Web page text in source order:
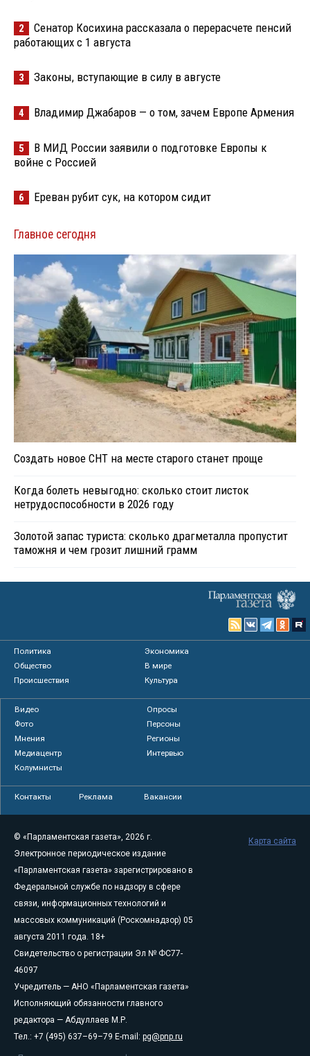
2
Сенатор Косихина рассказала о перерасчете пенсий
работающих с 1 августа
3 Законы, вступающие в силу в августе
4 Владимир Джабаров — о том, зачем Европе Армения
5
В МИД России заявили о подготовке Европы к
войне с Россией
6 Ереван рубит сук, на котором сидит
Главное сегодня
Создать новое СНТ на месте старого станет проще
Когда болеть невыгодно: сколько стоит листок
нетрудоспособности в 2026 году
Золотой запас туриста: сколько драгметалла пропустит
таможня и чем грозит лишний грамм
Политика
Экономика
Общество
В мире
Происшествия
Культура
Видео
Опросы
Фото
Персоны
Мнения
Регионы
Медиацентр
Интервью
Колумнисты
Контакты Реклама Вакансии
© «Парламентская газета», 2026 г.
Электронное периодическое издание
«Парламентская газета» зарегистрировано в
Федеральной службе по надзору в сфере
связи, информационных технологий и
массовых коммуникаций (Роскомнадзор) 05
августа 2011 года. 18+
Свидетельство о регистрации Эл № ФС77-
46097
Учредитель — АНО «Парламентская газета»
Исполняющий обязанности главного
редактора — Абдуллаев М.Р.
Тел.: +7 (495) 637–69–79 E-mail: pg@pnp.ru
Карта сайта